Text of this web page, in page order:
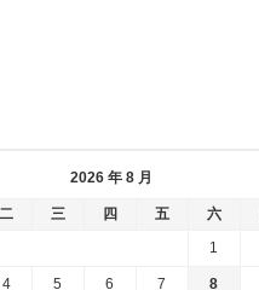
2026 年 8 月
二 三 四 五 六
1
4 5 6 7 8